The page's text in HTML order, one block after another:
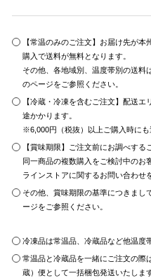
【常温のみのご注文】お届け先が
購入で送料が無料となります。
その他、各地域別、温度帯別の送料
のページをご参照ください。
【冷蔵・冷凍を含むご注文】配送
途かかります。
※6,000円（税抜）以上ご購入時にも
【賞味期限】ご注文前にお調べする
同一商品の複数購入をご検討中のお
ラインストアに関するお問い合わせ
その他、賞味期限の基準につきまし
ージをご参照ください。
冷凍品は常温品、冷蔵品など他温度
常温品と冷蔵品を一緒にご注文の際
蔵）便として一括梱包発送いたしま